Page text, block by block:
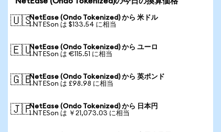
🇺🇸NetEase (Ondo Tokenized) から 米ドル
1 NTESon は $133.54 に相当
🇪🇺NetEase (Ondo Tokenized) から ユーロ
1 NTESon は €115.51 に相当
🇬🇧NetEase (Ondo Tokenized) から 英ポンド
1 NTESon は £98.98 に相当
🇯🇵NetEase (Ondo Tokenized) から 日本円
1 NTESon は ￥21,073.03 に相当